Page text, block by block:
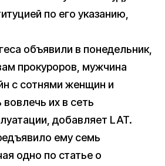
по его указанию,
объявили в понедельник,
прокуроров, мужчина
с сотнями женщин и
их в сеть
добавляет LAT.
ему семь
одно по статье о